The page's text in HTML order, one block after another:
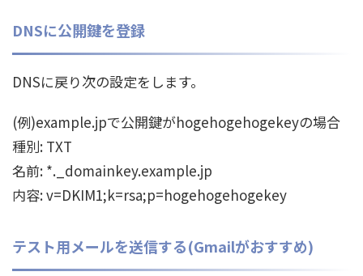
DNSに公開鍵を登録
DNSに戻り次の設定をします。
(例)example.jpで公開鍵がhogehogehogekeyの場合
種別: TXT
名前: *._domainkey.example.jp
内容: v=DKIM1;k=rsa;p=hogehogehogekey
テスト用メールを送信する(Gmailがおすすめ)